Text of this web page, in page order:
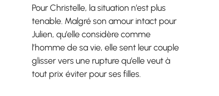
Pour Christelle, la situation n’est plus
tenable. Malgré son amour intact pour
Julien, qu’elle considère comme
l’homme de sa vie, elle sent leur couple
glisser vers une rupture qu’elle veut à
tout prix éviter pour ses filles.